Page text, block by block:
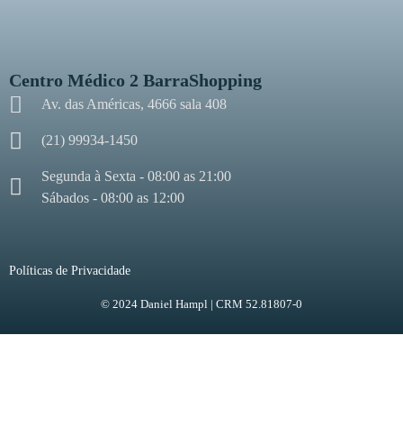
Centro Médico 2 BarraShopping
Av. das Américas, 4666 sala 408
(21) 99934-1450
Segunda à Sexta - 08:00 as 21:00
Sábados - 08:00 as 12:00
Políticas de Privacidade
© 2024 Daniel Hampl | CRM 52.81807-0